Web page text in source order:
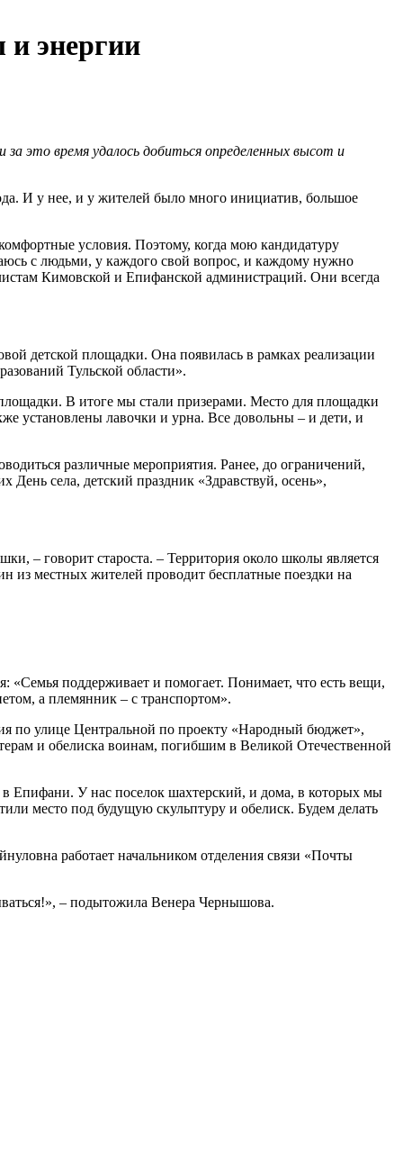
энергии
это время удалось добиться определенных высот и
И у нее, и у жителей было много инициатив, большое
условия. Поэтому, когда мою кандидатуру
с людьми, у каждого свой вопрос, и каждому нужно
Кимовской и Епифанской администраций. Они всегда
детской площадки. Она появилась в рамках реализации
Тульской области».
площадки. В итоге мы стали призерами. Место для площадки
установлены лавочки и урна. Все довольны – и дети, и
различные мероприятия. Ранее, до ограничений,
День села, детский праздник «Здравствуй, осень»,
– говорит староста. – Территория около школы является
из местных жителей проводит бесплатные поездки на
«Семья поддерживает и помогает. Понимает, что есть вещи,
а племянник – с транспортом».
по улице Центральной по проекту «Народный бюджет»,
и обелиска воинам, погибшим в Великой Отечественной
Епифани. У нас поселок шахтерский, и дома, в которых мы
место под будущую скульптуру и обелиск. Будем делать
работает начальником отделения связи «Почты
– подытожила Венера Чернышова.